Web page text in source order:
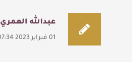
عبدالله العمري
01 فبراير 2023 07:34: م